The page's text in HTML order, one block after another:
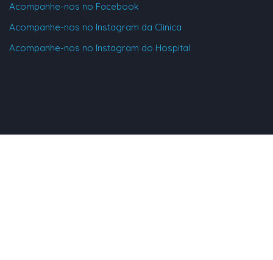
Acompanhe-nos no Facebook
Acompanhe-nos no Instagram da Clinica
Acompanhe-nos no Instagram do Hospital